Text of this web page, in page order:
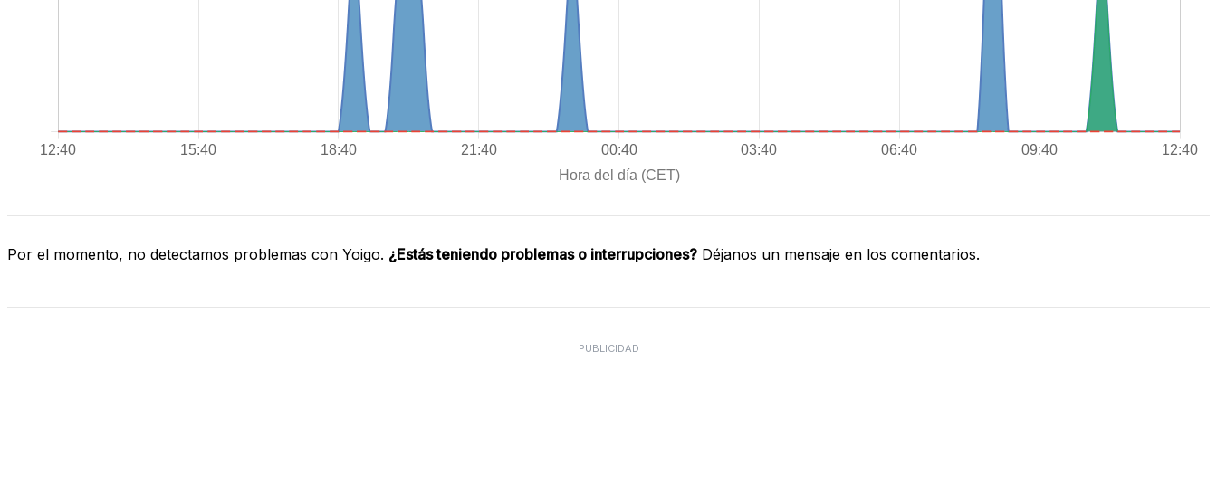
Por el momento, no detectamos problemas con Yoigo. ¿Estás teniendo problemas o interrupciones? Déjanos un mensaje en los comentarios.
PUBLICIDAD